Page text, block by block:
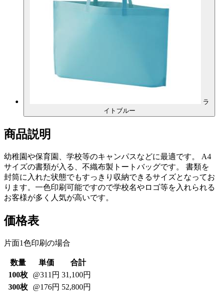
ラ
イトブルー
商品説明
幼稚園や保育園、学校等のキャンパスなどに最適です。 A4
サイズの書類が入る、不織布製トートバッグです。 書類を
封筒に入れた状態でもすっきり収納できるサイズとなってお
ります。一色印刷可能ですので学校名やロゴ等を入れられる
お客様が多く人気が高いです。
価格表
片面1色印刷の場合
数量 単価
合計
100枚
@311円 31,100円
300枚
@176円 52,800円